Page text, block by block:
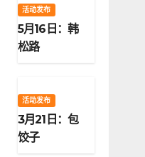
活动发布
5月16日：韩
松路
活动发布
3月21日：包
饺子